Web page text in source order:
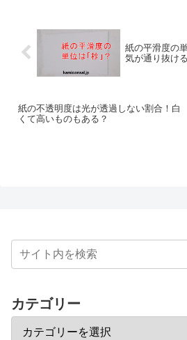
紙の平滑度の
気が通り抜け
紙の不透明度は光が透過しない割合！白
くて高いものもある？
カテゴリー